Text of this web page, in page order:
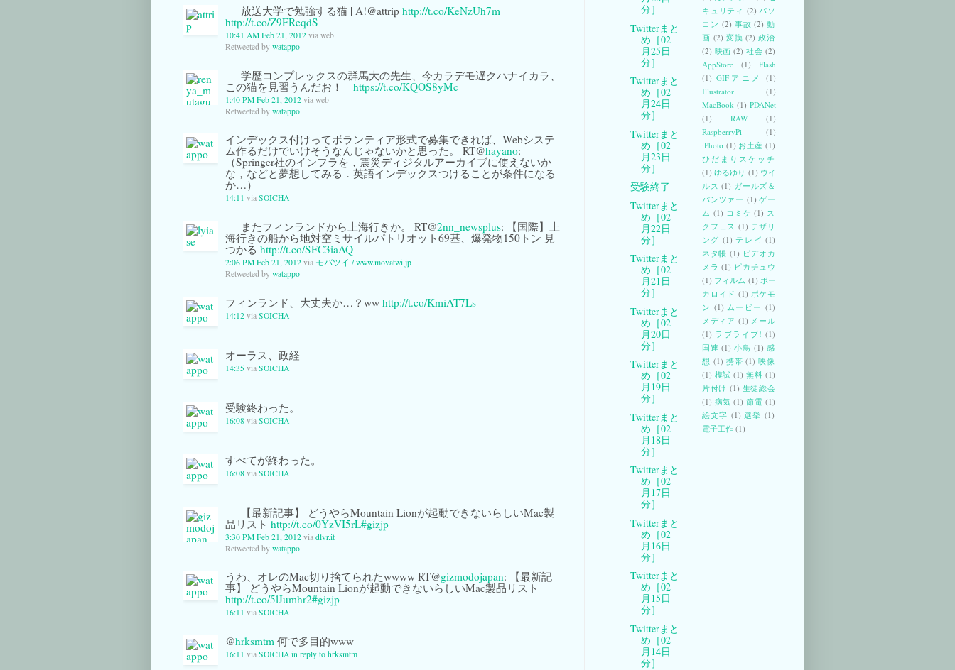
放送大学で勉強する猫 | A!@attrip http://t.co/KeNzUh7m
http://t.co/Z9FReqdS
10:41 AM Feb 21, 2012 via web
Retweeted by watappo
学歴コンプレックスの群馬大の先生、今カラデモ遅クハナイカラ、
この猫を見習うんだお！ https://t.co/KQOS8yMc
1:40 PM Feb 21, 2012 via web
Retweeted by watappo
インデックス付けってボランティア形式で募集できれば、Webシステ
ム作るだけでいけそうなんじゃないかと思った。 RT@hayano:
（Springer社のインフラを，震災ディジタルアーカイブに使えないか
な，などと夢想してみる．英語インデックスつけることが条件になる
か…）
14:11 via SOICHA
またフィンランドから上海行きか。 RT@2nn_newsplus: 【国際】上
海行きの船から地対空ミサイルパトリオット69基、爆発物150トン 見
つかる http://t.co/SFC3iaAQ
2:06 PM Feb 21, 2012 via モバツイ / www.movatwi.jp
Retweeted by watappo
フィンランド、大丈夫か…？ww http://t.co/KmiAT7Ls
14:12 via SOICHA
オーラス、政経
14:35 via SOICHA
受験終わった。
16:08 via SOICHA
すべてが終わった。
16:08 via SOICHA
【最新記事】 どうやらMountain Lionが起動できないらしいMac製
品リスト http://t.co/0YzVI5rL#gizjp
3:30 PM Feb 21, 2012 via dlvr.it
Retweeted by watappo
うわ、オレのMac切り捨てられたwwww RT@gizmodojapan: 【最新記
事】 どうやらMountain Lionが起動できないらしいMac製品リスト
http://t.co/5lJumhr2#gizjp
16:11 via SOICHA
@hrksmtm 何で多目的www
16:11 via SOICHA in reply to hrksmtm
分］
Twitterまと
め［02
月25日
分］
Twitterまと
め［02
月24日
分］
Twitterまと
め［02
月23日
分］
受験終了
Twitterまと
め［02
月22日
分］
Twitterまと
め［02
月21日
分］
Twitterまと
め［02
月20日
分］
Twitterまと
め［02
月19日
分］
Twitterまと
め［02
月18日
分］
Twitterまと
め［02
月17日
分］
Twitterまと
め［02
月16日
分］
Twitterまと
め［02
月15日
分］
Twitterまと
め［02
月14日
分］
キュリティ (2) パソ
コン (2) 事故 (2) 動
画 (2) 変換 (2) 政治
(2) 映画 (2) 社会 (2)
AppStore
(1)
Flash
(1) GIFアニメ
(1)
Illustrator
(1)
MacBook (1) PDANet
(1)
RAW
(1)
RaspberryPi
(1)
iPhoto (1) お土産 (1)
ひだまりスケッチ
(1) ゆるゆり (1) ウイ
ルス (1) ガールズ＆
パンツァー (1) ゲー
ム (1) コミケ (1) ス
クフェス (1) テザリ
ング (1) テレビ (1)
ネタ帳 (1) ビデオカ
メラ (1) ピカチュウ
(1) フィルム (1) ボー
カロイド (1) ポケモ
ン (1) ムービー (1)
メディア (1) メール
(1) ラブライブ! (1)
国連 (1) 小鳥 (1) 感
想 (1) 携帯 (1) 映像
(1) 模試 (1) 無料 (1)
片付け (1) 生徒総会
(1) 病気 (1) 節電 (1)
絵文字 (1) 選挙 (1)
電子工作 (1)